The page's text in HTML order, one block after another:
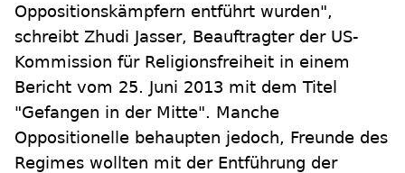
Oppositionskämpfern entführt wurden",
schreibt Zhudi Jasser, Beauftragter der US-
Kommission für Religionsfreiheit in einem
Bericht vom 25. Juni 2013 mit dem Titel
"Gefangen in der Mitte". Manche
Oppositionelle behaupten jedoch, Freunde des
Regimes wollten mit der Entführung der